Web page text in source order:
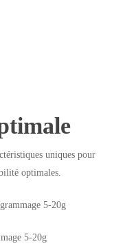
uniques pour
optimales.
5-20g
5-20g